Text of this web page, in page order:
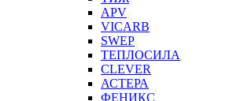
APV
VICARB
SWEP
ТЕПЛОСИЛА
CLEVER
АСТЕРА
ФЕНИКС